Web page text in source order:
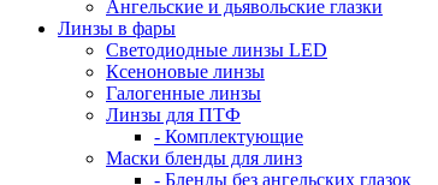
Ангельские и дьявольские глазки
Линзы в фары
Светодиодные линзы LED
Ксеноновые линзы
Галогенные линзы
Линзы для ПТФ
- Комплектующие
Маски бленды для линз
- Бленды без ангельских глазок